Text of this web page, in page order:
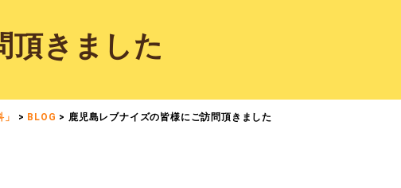
頂きました
> BLOG > 鹿児島レブナイズの皆様にご訪問頂きました